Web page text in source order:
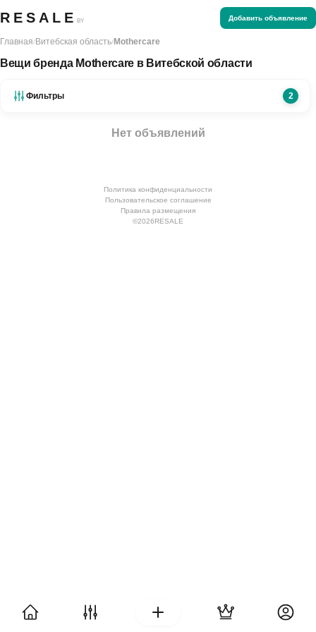
RESALE BY Добавить объявление
Главная/Витебская область/Mothercare
Вещи бренда Mothercare в Витебской области
Фильтры 2
Нет объявлений
Политика конфиденциальности
Пользовательское соглашение
Правила размещения
©2026RESALE